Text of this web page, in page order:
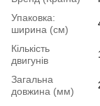
Упаковка:
ширина (см)
Кількість
двигунів
Загальна
довжина (мм)